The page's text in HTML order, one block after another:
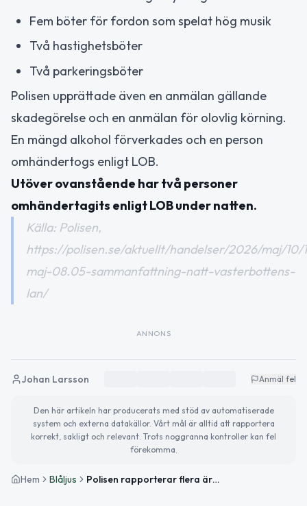
Fem böter för fordon som spelat hög musik
Två hastighetsböter
Två parkeringsböter
Polisen upprättade även en anmälan gällande
skadegörelse och en anmälan för olovlig körning.
En mängd alkohol förverkades och en person
omhändertogs enligt LOB.
Utöver ovanstående har två personer
omhändertagits enligt LOB under natten.
Källa: Polisen,
https://polisen.se/aktuellt/handelser/2026/maj/10/
maj-08.05-sammanfattning-natt-vasterbottens-
lan/
ANNONS
Johan Larsson Anmäl fel
Den här artikeln har producerats med stöd av automatiserade
system och externa datakällor. Vårt mål är alltid att rapportera
korrekt, sakligt och relevant. Trots noggranna kontroller kan fel
förekomma.
Hem Blåljus Polisen rapporterar flera ärenden i Västerbotten under natten